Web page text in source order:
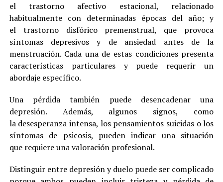
el trastorno afectivo estacional, relacionado
habitualmente con determinadas épocas del año; y
el trastorno disfórico premenstrual, que provoca
síntomas depresivos y de ansiedad antes de la
menstruación. Cada una de estas condiciones presenta
características particulares y puede requerir un
abordaje específico.
Una pérdida también puede desencadenar una
depresión. Además, algunos signos, como
la desesperanza intensa, los pensamientos suicidas o los
síntomas de psicosis, pueden indicar una situación
que requiere una valoración profesional.
Distinguir entre depresión y duelo puede ser complicado